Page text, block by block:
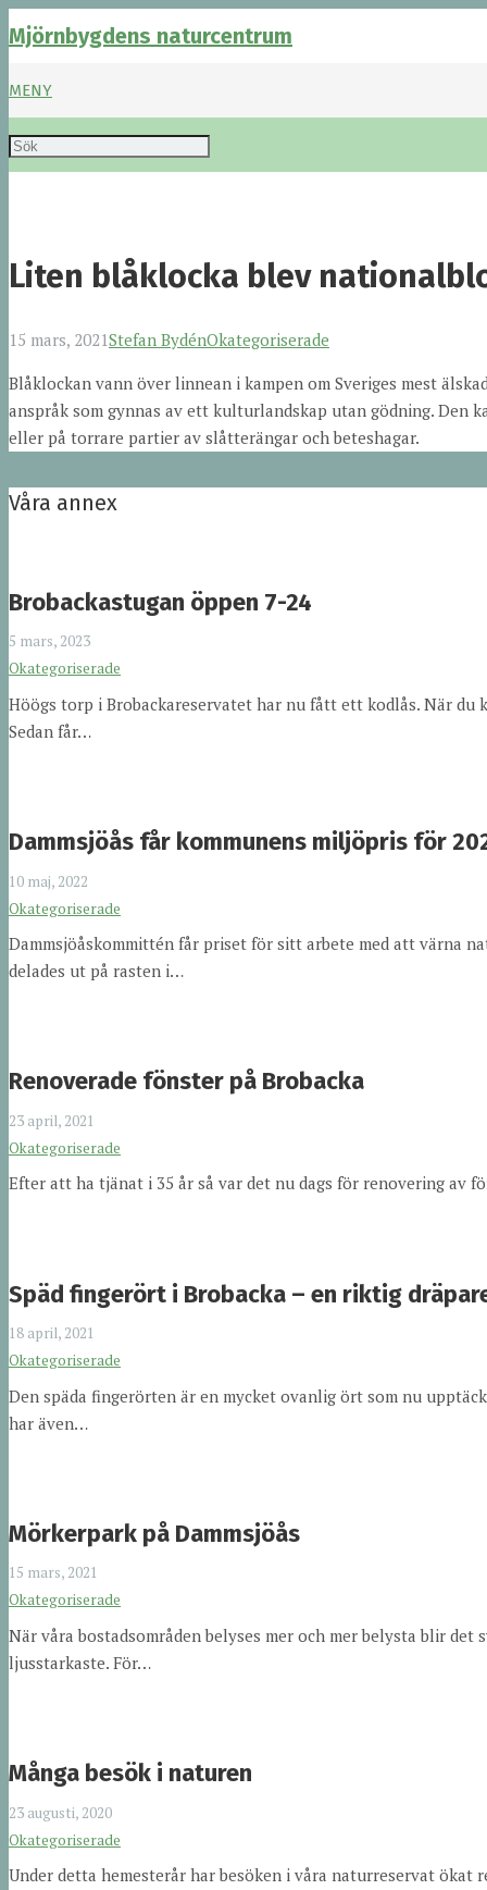
Mjörnbygdens naturcentrum
MENY
Liten blåklocka blev
15 mars, 2021Stefan BydénOkategoriserade
Blåklockan vann över linnean i kampen om Sveriges mest
anspråk som gynnas av ett kulturlandskap utan gödning. Den
eller på torrare partier av slåtterängar och beteshagar.
Våra annex
Brobackastugan öppen 7-24
5 mars, 2023
Okategoriserade
Höögs torp i Brobackareservatet har nu fått ett kodlås. När du
Sedan får…
Dammsjöås får kommunens miljöpris för
10 maj, 2022
Okategoriserade
Dammsjöåskommittén får priset för sitt arbete med att värna
delades ut på rasten i…
Renoverade fönster på Brobacka
23 april, 2021
Okategoriserade
Efter att ha tjänat i 35 år så var det nu dags för renovering av
Späd fingerört i Brobacka – en riktig
18 april, 2021
Okategoriserade
Den späda fingerörten är en mycket ovanlig ört som nu
har även…
Mörkerpark på Dammsjöås
15 mars, 2021
Okategoriserade
När våra bostadsområden belyses mer och mer belysta blir
ljusstarkaste. För…
Många besök i naturen
23 augusti, 2020
Okategoriserade
Under detta hemesterår har besöken i våra naturreservat ökat